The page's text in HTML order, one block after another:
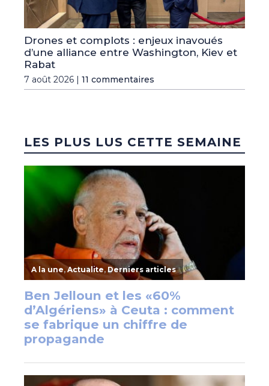
Drones et complots : enjeux inavoués
d’une alliance entre Washington, Kiev et
Rabat
7 août 2026 | 11 commentaires
LES PLUS LUS CETTE SEMAINE